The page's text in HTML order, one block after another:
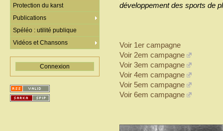
développement des sports de
Voir 1er campagne
Voir 2em campagne
Voir 3em campagne
Voir 4em campagne
Voir 5em campagne
Voir 6em campagne
Protection du karst
Publications
Spéléo : utilité publique
Vidéos et Chansons
Connexion